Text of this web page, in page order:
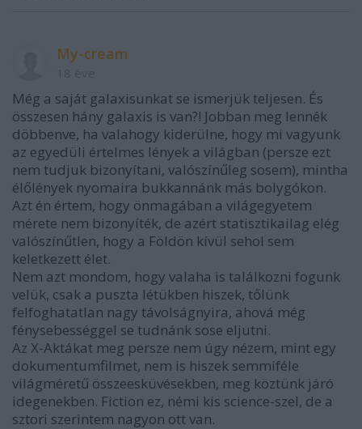
My-cream
Még a saját galaxisunkat se ismerjük teljesen. És
összesen hány galaxis is van?! Jobban meg lennék
döbbenve, ha valahogy kiderülne, hogy mi vagyunk
az egyedüli értelmes lények a világban (persze ezt
nem tudjuk bizonyítani, valószínűleg sosem), mintha
élőlények nyomaira bukkannánk más bolygókon.
Azt én értem, hogy önmagában a világegyetem
mérete nem bizonyíték, de azért statisztikailag elég
valószínűtlen, hogy a Földön kívül sehol sem
keletkezett élet.
Nem azt mondom, hogy valaha is találkozni fogunk
velük, csak a puszta létükben hiszek, tőlünk
felfoghatatlan nagy távolságnyira, ahová még
fénysebességgel se tudnánk sose eljutni.
Az X-Aktákat meg persze nem úgy nézem, mint egy
dokumentumfilmet, nem is hiszek semmiféle
világméretű összeesküvésekben, meg köztünk járó
idegenekben. Fiction ez, némi kis science-szel, de a
sztori szerintem nagyon ott van.